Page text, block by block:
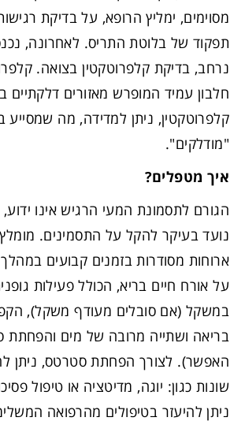
מסוימים, ימליץ הרופא, על בדיקת
תפקוד של בלוטת התריס. לאחרונה,
נרחב, בדיקת קלפרוטקטין בצואה.
חלבון עמיד המופרש מאזורים דלקתיים
קלפרוטקטין, ניתן למדידה, מה שמסייע
"מודלקים".
איך מטפלים?
הגורם לתסמונת המעי הרגיש אינו ידוע,
נועד בעיקר להקל על התסמינים.
ארוחות מסודרות בזמנים קבועים
על אורח חיים בריא, הכולל פעילות
במשקל (אם סובלים מעודף משקל),
בריאה ושתייה מרובה של מים והפחתת
האפשר). לצורך הפחתת סטרטס, ניתן
שונות כגון: יוגה, מדיטציה או טיפול
ניתן להיעזר בטיפולים מהרפואה